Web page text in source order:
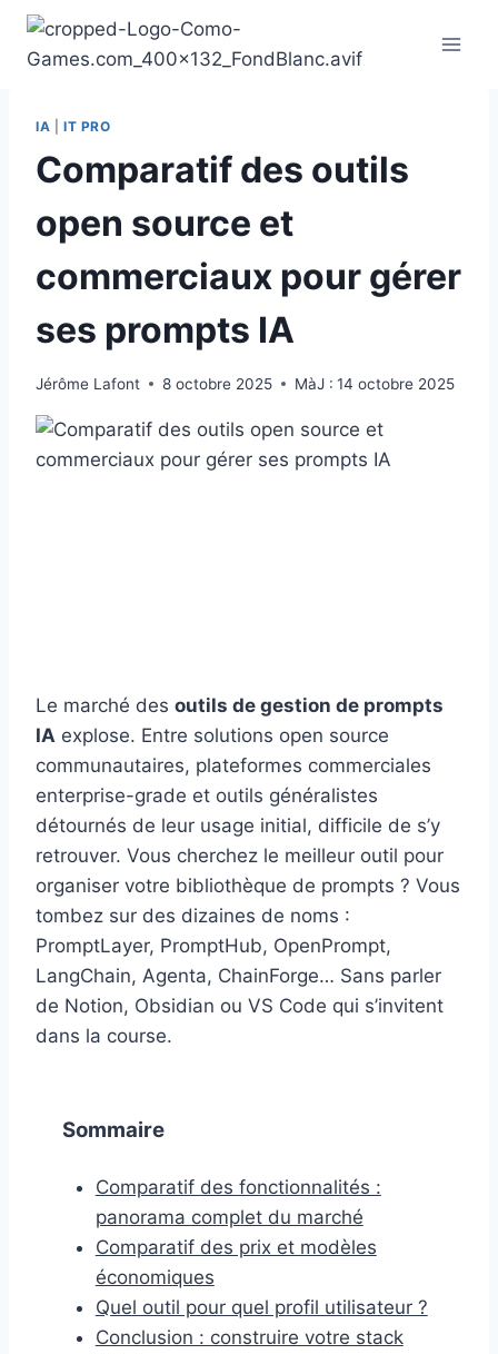
Aller
contenu
IA IT PRO
Comparatif des outils
open source et
commerciaux pour gérer
ses prompts IA
Jérôme Lafont 8 octobre 2025 MàJ : 14 octobre 2025
Le marché des outils de gestion de prompts
IA explose. Entre solutions open source
communautaires, plateformes commerciales
enterprise-grade et outils généralistes
détournés de leur usage initial, difficile de s’y
retrouver. Vous cherchez le meilleur outil pour
organiser votre bibliothèque de prompts ? Vous
tombez sur des dizaines de noms :
PromptLayer, PromptHub, OpenPrompt,
LangChain, Agenta, ChainForge… Sans parler
de Notion, Obsidian ou VS Code qui s’invitent
dans la course.
Sommaire
Comparatif des fonctionnalités :
panorama complet du marché
Comparatif des prix et modèles
économiques
Quel outil pour quel profil utilisateur ?
Conclusion : construire votre stack